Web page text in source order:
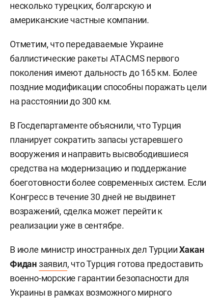
несколько турецких, болгарскую и
американские частные компании.
Отметим, что передаваемые Украине
баллистические ракеты ATACMS первого
поколения имеют дальность до 165 км. Более
поздние модификации способны поражать цели
на расстоянии до 300 км.
В Госдепартаменте объяснили, что Турция
планирует сократить запасы устаревшего
вооружения и направить высвободившиеся
средства на модернизацию и поддержание
боеготовности более современных систем. Если
Конгресс в течение 30 дней не выдвинет
возражений, сделка может перейти к
реализации уже в сентябре.
В июле министр иностранных дел ТурцииХакан
Фиданзаявил, что Турция готова предоставить
военно-морские гарантии безопасности для
Украины в рамках возможного мирного